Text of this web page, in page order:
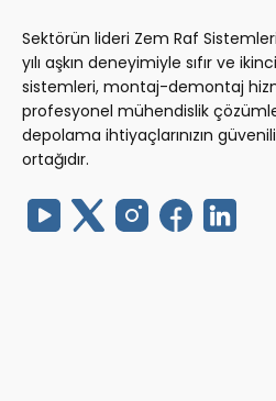
Sektörün lideri Zem Raf
yılı aşkın deneyimiyle sıfır ve
sistemleri, montaj-demontaj
profesyonel mühendislik
depolama ihtiyaçlarınızın
ortağıdır.